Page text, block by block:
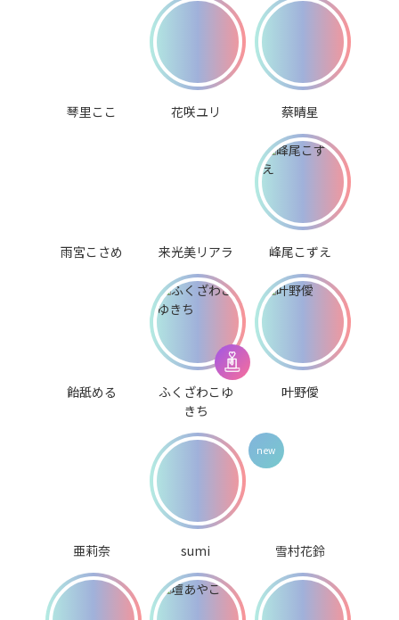
琴里ここ 花咲ユリ 蔡晴星
雨宮こさめ 来光美リアラ 峰尾こずえ
飴舐める
ふくざわこゆ
きち
叶野僾
亜莉奈 sumi 雪村花鈴